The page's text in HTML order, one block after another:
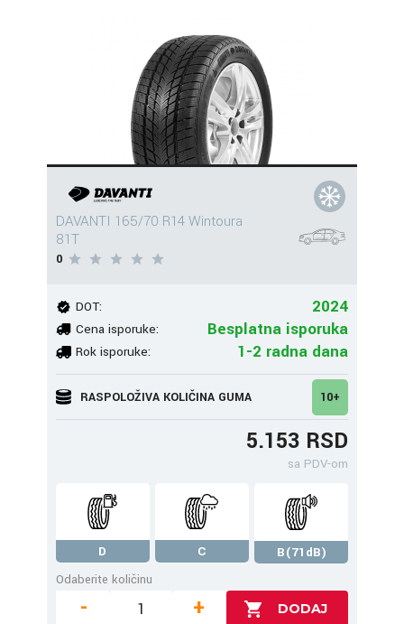
DAVANTI 165/70 R14 Wintoura
81T
0
DOT: 2024
Cena isporuke: Besplatna isporuka
Rok isporuke: 1-2 radna dana
RASPOLOŽIVA KOLIČINA GUMA 10+
5.153 RSD
sa PDV-om
D C
B(71dB)
Odaberite količinu
- +